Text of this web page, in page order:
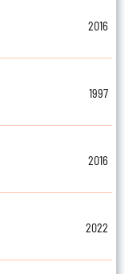
2016
1997
2016
2022